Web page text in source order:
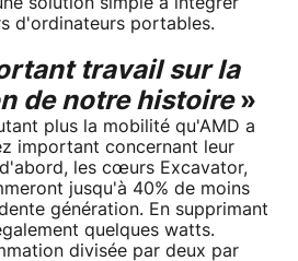
d'ordinateurs portables.
travail sur la
de notre histoire»
plus la mobilité qu'AMD a
important concernant leur
les cœurs Excavator,
jusqu'à 40% de moins
génération. En supprimant
quelques watts.
divisée par deux par